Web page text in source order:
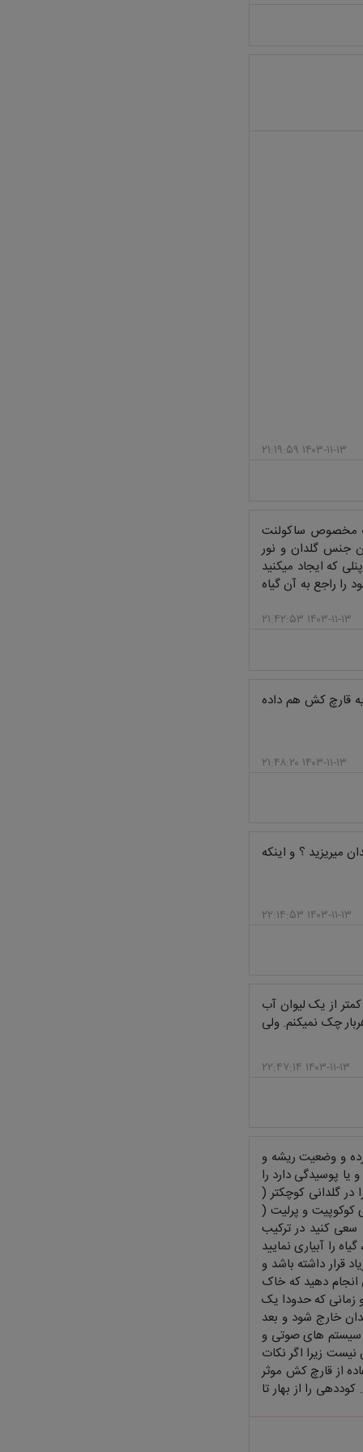
۱۴۰۳-۱۱-۱۳ ۲۱:۱۹:۵۹
مخصوص ساکولنت
جنس گلدان و نور
که ایجاد میکنید
را راجع به آن گیاه
۱۴۰۳-۱۱-۱۳ ۲۱:۴۲:۵۳
قارچ کش هم داده
۱۴۰۳-۱۱-۱۳ ۲۱:۴۸:۲۰
میریزید ؟ و اینکه
۱۴۰۳-۱۱-۱۳ ۲۲:۱۴:۵۳
از یک لیوان آب
چک نمیکنم. ولی
۱۴۰۳-۱۱-۱۳ ۲۲:۴۷:۱۴
و وضعیت ریشه و
پوسیدگی دارد را
در گلدانی کوچکتر (
کوکوپیت و پرلیت (
سعی کنید در ترکیب
را آبیاری نمایید
قرار داشته باشد و
انجام دهید که خاک
زمانی که حدودا یک
خارج شود و بعد
سیستم های صوتی و
نیست زیرا اگر نکات
از قارچ کش موثر
را از بهار تا